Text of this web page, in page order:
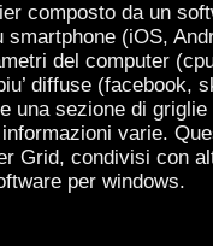
composto da un
(iOS,
del computer
diffuse (facebook,
una sezione di
varie.
Grid, condivisi con
per windows.